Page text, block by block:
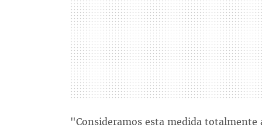
"Consideramos esta medida